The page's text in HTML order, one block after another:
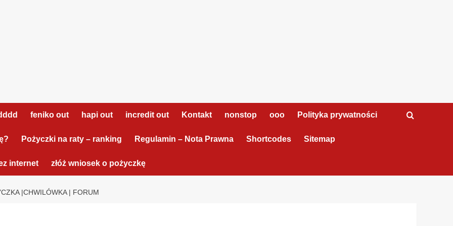
feniko out hapi out incredit out Kontakt nonstop ooo Polityka prywatności
Pożyczki na raty – ranking Regulamin – Nota Prawna Shortcodes Sitemap
internet złóż wniosek o pożyczkę
|CHWILÓWKA | FORUM